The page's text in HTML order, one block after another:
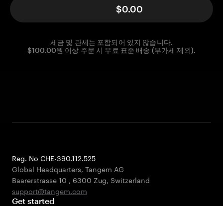
$0.00
세금 및 관세는 포함되어 있지 않습니다.
$100.00원 이상 주문 시 무료 표준 배송 (부가세 제외).
Reg. No CHE-390.112.525
Global Headquarters, Tangem AG
Baarerstrasse 10 , 6300 Zug, Switzerland
support@tangem.com
Get started